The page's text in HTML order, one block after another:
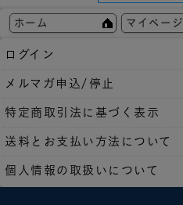
ホーム マイページ
ログイン
メルマガ申込/停止
特定商取引法に基づく表示
送料とお支払い方法について
個人情報の取扱いについて